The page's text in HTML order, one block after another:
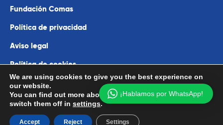
Fundación Comas
Política de privacidad
Aviso legal
Política de cookies
- 972 963 711
We are using cookies to give you the best experience on
our website.
You can find out more about which cookies we are using or
switch them off in settings.
Accept Reject Settings
¡Hablamos por WhatsApp!